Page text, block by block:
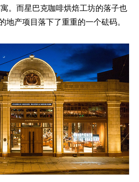
。而星巴克咖啡烘焙工坊的落子也
地产项目落下了重重的一个砝码。